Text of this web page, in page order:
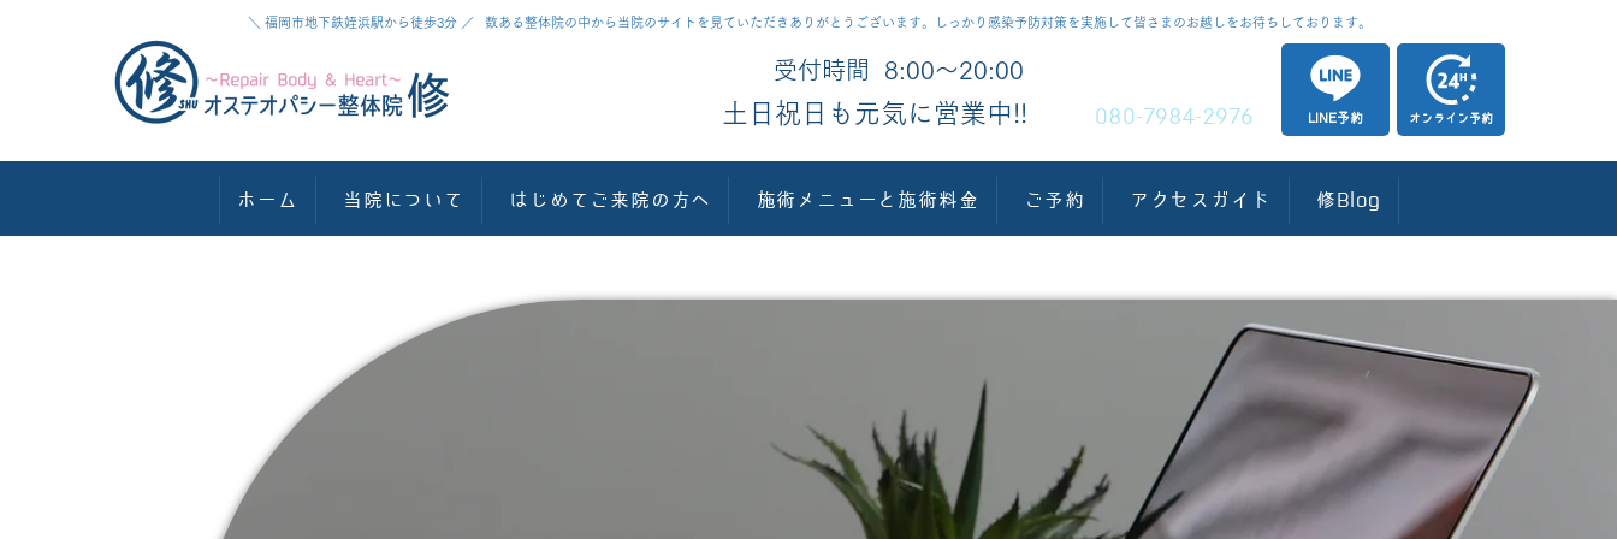
＼ 福岡市地下鉄姪浜駅から徒歩3分 ／ 数ある整体院の中から当院のサイトを見ていただきありがとうございます。しっかり感染予防対策を実施して皆さまのお越しをお待ちしております。
受付時間 8:00〜20:00
080-7984-2976 LINE予約 オンライン予約
​土日祝日も元気に営業中!!
ホーム 当院について はじめてご来院の方へ 施術メニューと施術料金 ご予約 アクセスガイド 修Blog